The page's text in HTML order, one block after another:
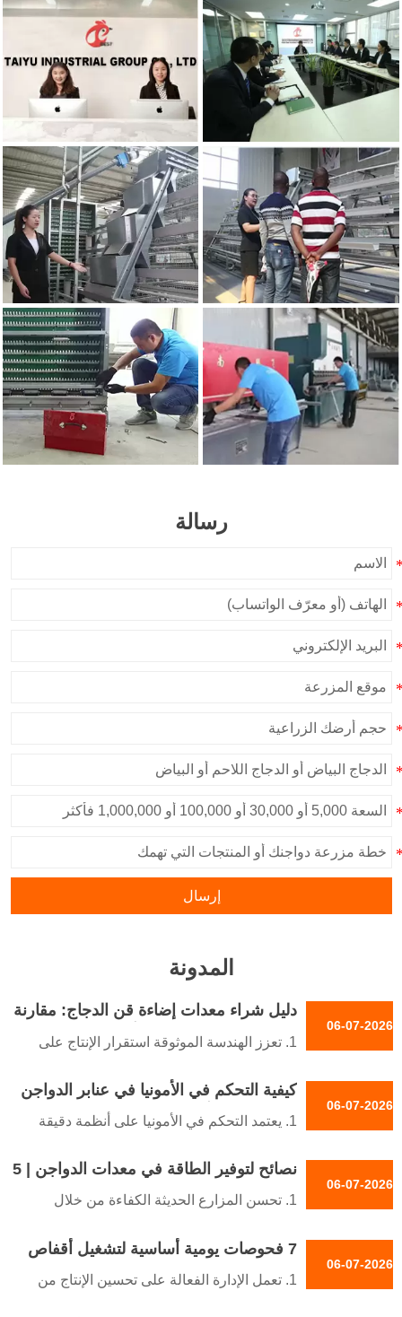
رسالة
إرسال
المدونة
06-07-2026
دليل شراء معدات إضاءة قن الدجاج: مقارنة
السعر وكفاءة الطاقة والأداء
1. تعزز الهندسة الموثوقة استقرار الإنتاج على
2. يقلل الاختيار الاحترافي للمعدات من تكرار
الصيانة واستهلاك الكهرباء
وإدارة المزرعة مستقبلاً
في الأسواق العالمية
5. الاستقبال /رقم WhatsApp :
+8618830120193
06-07-2026
كيفية التحكم في الأمونيا في عنابر الدواجن
ذات التربية الأرضية | 6 نصائح فعالة-(1)-(1)
1. يعتمد التحكم في الأمونيا على أنظمة دقيقة
2. يحسن تصميم مساكن الدواجن الهيكلي أداء
الاستقرار البيئي العام
آلية متكاملة
القطيع
06-07-2026
نصائح لتوفير الطاقة في معدات الدواجن | 5
خطوات عملية
1. تحسن المزارع الحديثة الكفاءة من خلال
2. تقلل الأنظمة المتكاملة تكلفة التشغيل عبر
مرافق الإنتاج
06-07-2026
7 فحوصات يومية أساسية لتشغيل أقفاص
الدجاج البياض
1. تعمل الإدارة الفعالة على تحسين الإنتاج من